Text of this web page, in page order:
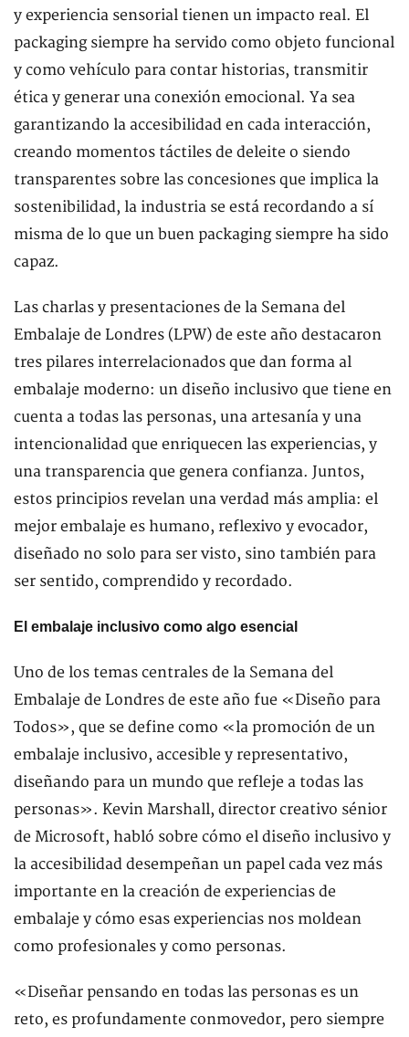
y experiencia sensorial tienen un impacto real. El
packaging siempre ha servido como objeto funcional
y como vehículo para contar historias, transmitir
ética y generar una conexión emocional. Ya sea
garantizando la accesibilidad en cada interacción,
creando momentos táctiles de deleite o siendo
transparentes sobre las concesiones que implica la
sostenibilidad, la industria se está recordando a sí
misma de lo que un buen packaging siempre ha sido
capaz.
Las charlas y presentaciones de la Semana del
Embalaje de Londres (LPW) de este año destacaron
tres pilares interrelacionados que dan forma al
embalaje moderno: un diseño inclusivo que tiene en
cuenta a todas las personas, una artesanía y una
intencionalidad que enriquecen las experiencias, y
una transparencia que genera confianza. Juntos,
estos principios revelan una verdad más amplia: el
mejor embalaje es humano, reflexivo y evocador,
diseñado no solo para ser visto, sino también para
ser sentido, comprendido y recordado.
El embalaje inclusivo como algo esencial
Uno de los temas centrales de la Semana del
Embalaje de Londres de este año fue «Diseño para
Todos», que se define como «la promoción de un
embalaje inclusivo, accesible y representativo,
diseñando para un mundo que refleje a todas las
personas». Kevin Marshall, director creativo sénior
de Microsoft, habló sobre cómo el diseño inclusivo y
la accesibilidad desempeñan un papel cada vez más
importante en la creación de experiencias de
embalaje y cómo esas experiencias nos moldean
como profesionales y como personas.
«Diseñar pensando en todas las personas es un
reto, es profundamente conmovedor, pero siempre